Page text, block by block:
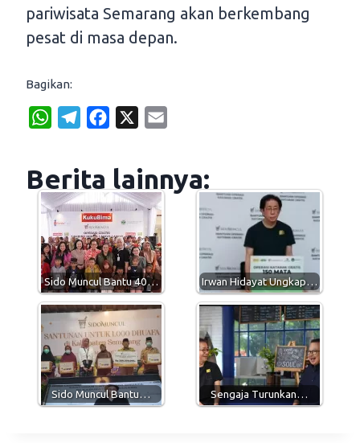
pariwisata Semarang akan berkembang
pesat di masa depan.
Bagikan:
W
t
s
A
p
p
e
g
r
a
m
e
b
o
o
k
i
Berita lainnya:
Sido Muncul Bantu 40… Irwan Hidayat Ungkap…
Sido Muncul Bantu… Sengaja Turunkan…